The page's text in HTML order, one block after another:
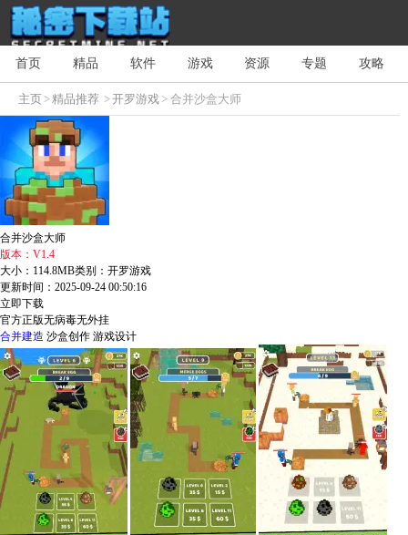
首页 精品 软件 游戏 资源 专题 攻略
主页>精品推荐 >开罗游戏> 合并沙盒大师
合并沙盒大师
版本：V1.4
大小：114.8MB类别：开罗游戏
更新时间：2025-09-24 00:50:16
立即下载
官方正版无病毒无外挂
合并建造 沙盒创作 游戏设计